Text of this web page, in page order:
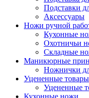
Подставки
Аксессуары
Ножи ручной
Кухонные
Охотничьи
Складные
Маникюрные
Ножнички
Уцененные товары
Уцененные
Кухонные ножи